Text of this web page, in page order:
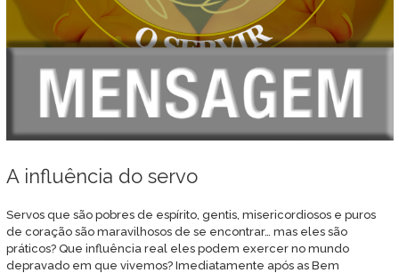
A influência do servo
Servos que são pobres de espírito, gentis, misericordiosos e puros
de coração são maravilhosos de se encontrar… mas eles são
práticos? Que influência real eles podem exercer no mundo
depravado em que vivemos? Imediatamente após as Bem